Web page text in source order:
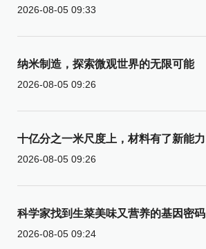
2026-08-05 09:33
纳米制造，探索微观世界的无限可能
2026-08-05 09:26
十亿分之一米尺度上，材料有了新能力
2026-08-05 09:26
科学家找到生菜美味又营养的基因密码
2026-08-05 09:24